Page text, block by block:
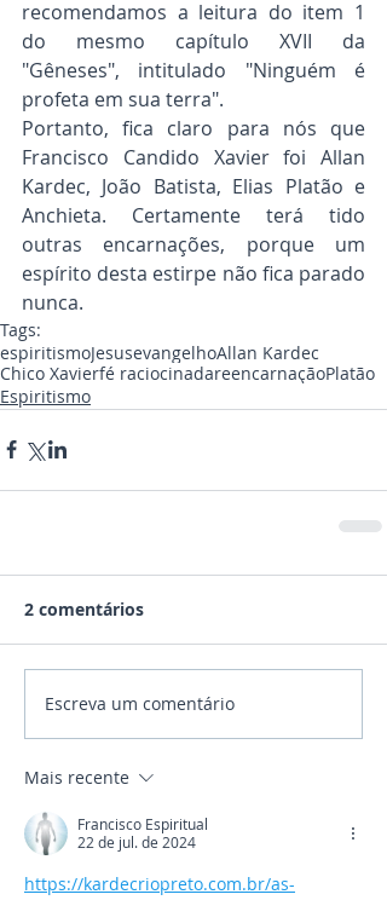
recomendamos a leitura do item 1
do mesmo capítulo XVII da
"Gêneses", intitulado "Ninguém é
profeta em sua terra".
Portanto, fica claro para nós que
Francisco Candido Xavier foi Allan
Kardec, João Batista, Elias Platão e
Anchieta. Certamente terá tido
outras encarnações, porque um
espírito desta estirpe não fica parado
nunca.
Tags:
espiritismoJesusevangelhoAllan Kardec
Chico Xavierfé raciocinadareencarnaçãoPlatão
Espiritismo
2 comentários
Escreva um comentário
Mais recente
Francisco Espiritual
22 de jul. de 2024
https://kardecriopreto.com.br/as-